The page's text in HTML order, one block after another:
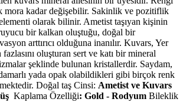
mora kadar değişebilir. Sakinlik ve pozitiflik
olarak bilinir. Ametist taşıyan kişinin
bir kalkan oluştuğu, doğal bir
arttırıcı olduğuna inanılır. Kuvars, Yer
oluşturan sert ve katı bir mineral
şeklinde bulunan kristallerdir. Saydam,
yada opak olabildikleri gibi birçok renk
Doğal taş Cinsi: Ametist ve Kuvars
Kaplama Özelliği: Gold - Rodyum Bileklik